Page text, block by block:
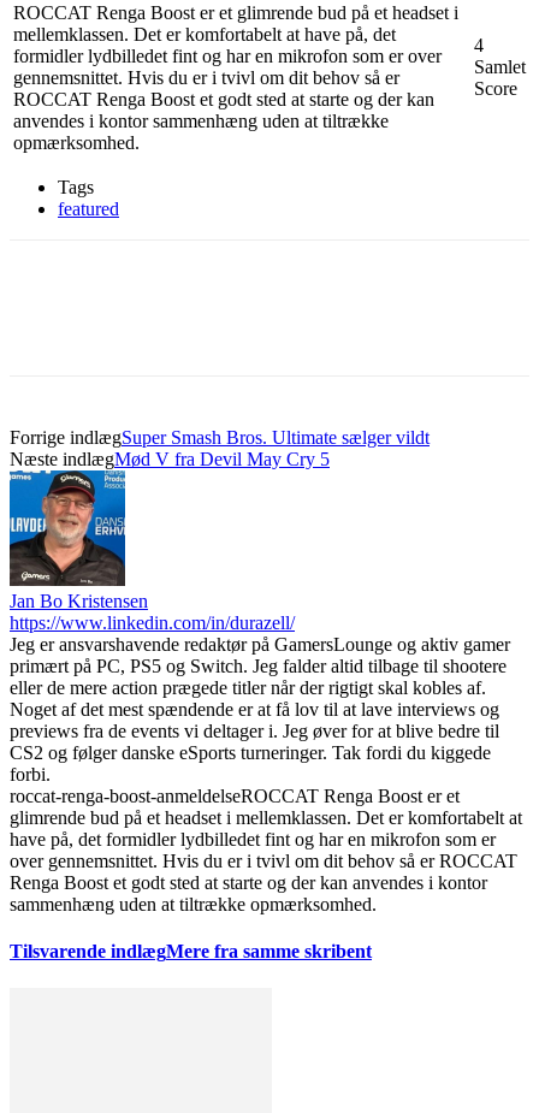
ROCCAT Renga Boost er et glimrende bud på et headset i
mellemklassen. Det er komfortabelt at have på, det
formidler lydbilledet fint og har en mikrofon som er over
gennemsnittet. Hvis du er i tvivl om dit behov så er
ROCCAT Renga Boost et godt sted at starte og der kan
anvendes i kontor sammenhæng uden at tiltrække
opmærksomhed.
4
Samlet
Score
Tags
featured
Forrige indlægSuper Smash Bros. Ultimate sælger vildt
Næste indlægMød V fra Devil May Cry 5
Jan Bo Kristensen
https://www.linkedin.com/in/durazell/
Jeg er ansvarshavende redaktør på GamersLounge og aktiv gamer
primært på PC, PS5 og Switch. Jeg falder altid tilbage til shootere
eller de mere action prægede titler når der rigtigt skal kobles af.
Noget af det mest spændende er at få lov til at lave interviews og
previews fra de events vi deltager i. Jeg øver for at blive bedre til
CS2 og følger danske eSports turneringer. Tak fordi du kiggede
forbi.
roccat-renga-boost-anmeldelseROCCAT Renga Boost er et
glimrende bud på et headset i mellemklassen. Det er komfortabelt at
have på, det formidler lydbilledet fint og har en mikrofon som er
over gennemsnittet. Hvis du er i tvivl om dit behov så er ROCCAT
Renga Boost et godt sted at starte og der kan anvendes i kontor
sammenhæng uden at tiltrække opmærksomhed.
Tilsvarende indlægMere fra samme skribent